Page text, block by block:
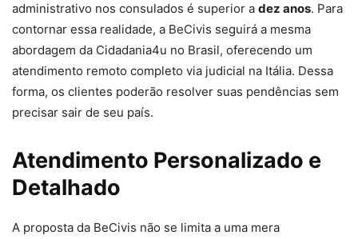
administrativo nos consulados é superior a dez anos. Para
contornar essa realidade, a BeCivis seguirá a mesma
abordagem da Cidadania4u no Brasil, oferecendo um
atendimento remoto completo via judicial na Itália. Dessa
forma, os clientes poderão resolver suas pendências sem
precisar sair de seu país.
Atendimento Personalizado e
Detalhado
A proposta da BeCivis não se limita a uma mera